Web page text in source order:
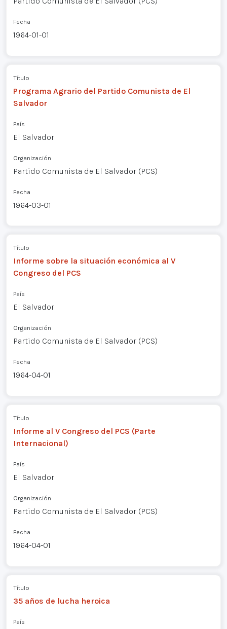
Fecha
1964-01-01
Título
Programa Agrario del Partido Comunista de El
Salvador
País
El Salvador
Organización
Partido Comunista de El Salvador (PCS)
Fecha
1964-03-01
Título
Informe sobre la situación económica al V
Congreso del PCS
País
El Salvador
Organización
Partido Comunista de El Salvador (PCS)
Fecha
1964-04-01
Título
Informe al V Congreso del PCS (Parte
Internacional)
País
El Salvador
Organización
Partido Comunista de El Salvador (PCS)
Fecha
1964-04-01
Título
35 años de lucha heroica
País